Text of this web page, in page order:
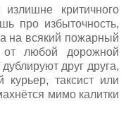
критичного
про избыточность,
на всякий пожарный
любой дорожной
друг друга,
таксист или
мимо калитки